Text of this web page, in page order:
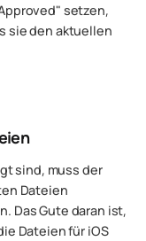
setzen,
sie den aktuellen
sind, muss der
Dateien
Das Gute daran ist,
Dateien für iOS